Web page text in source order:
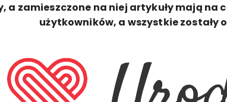
zamieszczone na niej artykuły mają na
użytkowników, a wszystkie zostały